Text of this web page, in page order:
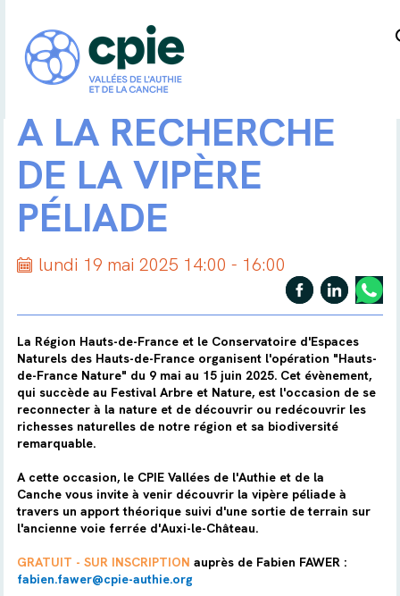
A LA RECHERCHE
DE LA VIPÈRE
PÉLIADE
lundi 19 mai 2025 14:00 - 16:00
La Région Hauts-de-France et le Conservatoire d'Espaces
Naturels des Hauts-de-France organisent l'opération "Hauts-
de-France Nature" du 9 mai au 15 juin 2025. Cet évènement,
qui succède au Festival Arbre et Nature, est l'occasion de se
reconnecter à la nature et de découvrir ou redécouvrir les
richesses naturelles de notre région et sa biodiversité
remarquable.
A cette occasion, le CPIE Vallées de l'Authie et de la
Canche vous invite à venir découvrir la vipère péliade à
travers un apport théorique suivi d'une sortie de terrain sur
l'ancienne voie ferrée d'Auxi-le-Château.
GRATUIT - SUR INSCRIPTION auprès de Fabien FAWER :
fabien.fawer@cpie-authie.org